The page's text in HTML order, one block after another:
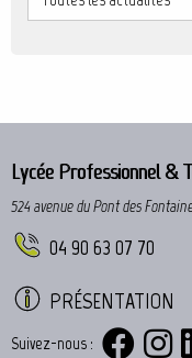
Lycée Professionnel &
524 avenue du Pont des
04 90 63 07 70
PRÉSENTATION
Suivez-nous :